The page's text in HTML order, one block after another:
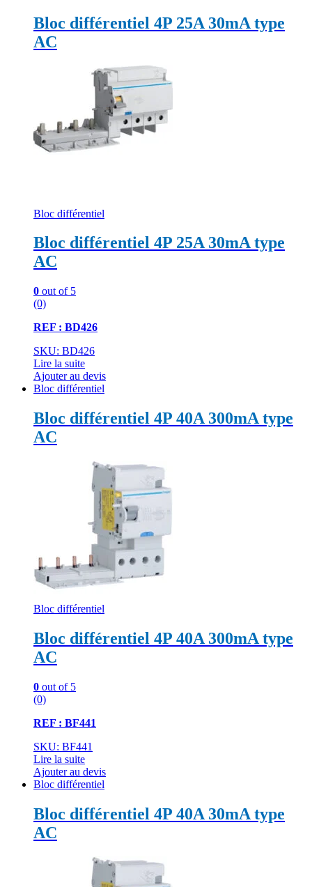
Bloc différentiel 4P 25A 30mA type
AC
Bloc différentiel
Bloc différentiel 4P 25A 30mA type
AC
0 out of 5
(0)
REF : BD426
SKU: BD426
Lire la suite
Ajouter au devis
Bloc différentiel
Bloc différentiel 4P 40A 300mA type
AC
Bloc différentiel
Bloc différentiel 4P 40A 300mA type
AC
0 out of 5
(0)
REF : BF441
SKU: BF441
Lire la suite
Ajouter au devis
Bloc différentiel
Bloc différentiel 4P 40A 30mA type
AC